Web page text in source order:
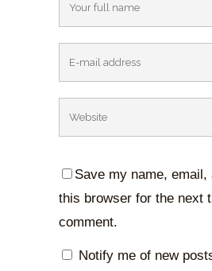
Save my name, email,
this browser for the next
comment.
Notify me of new